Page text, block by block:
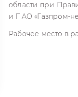
области при
и ПАО «Газпром-
Рабочее место в